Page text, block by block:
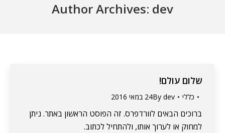
Author Archives: dev
שלום עולם!
כללי By dev 24 במאי 2016
ברוכים הבאים לוורדפרס. זה הפוסט הראשון באתר. ניתן
למחוק או לערוך אותו, ולהתחיל לכתוב.